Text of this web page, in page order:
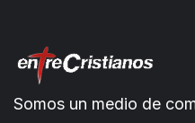
Somos un medio de